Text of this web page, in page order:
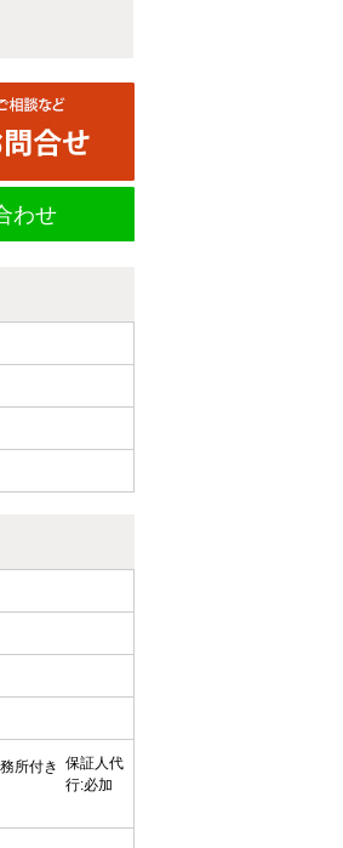
わせ
所付き 保証人代
行:必加